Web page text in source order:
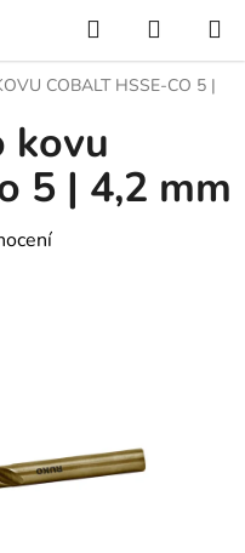
Hledat
KOŠÍK
COBALT HSSE-CO 5 |
kovu
5 | 4,2 mm